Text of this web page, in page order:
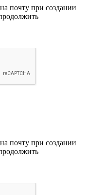
почту при создании
почту при создании